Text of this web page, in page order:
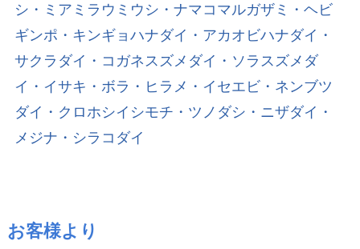
シ・ミアミラウミウシ・ナマコマルガザミ・ヘビ
ギンポ・キンギョハナダイ・アカオビハナダイ・
サクラダイ・コガネスズメダイ・ソラスズメダ
イ・イサキ・ボラ・ヒラメ・イセエビ・ネンブツ
ダイ・クロホシイシモチ・ツノダシ・ニザダイ・
メジナ・シラコダイ
お客様より